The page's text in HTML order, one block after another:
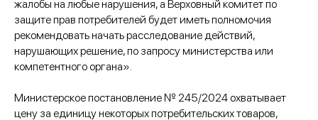
жалобы на любые нарушения, а Верховный комитет по
защите прав потребителей будет иметь полномочия
рекомендовать начать расследование действий,
нарушающих решение, по запросу министерства или
компетентного органа».
Министерское постановление № 245/2024 охватывает
цену за единицу некоторых потребительских товаров,